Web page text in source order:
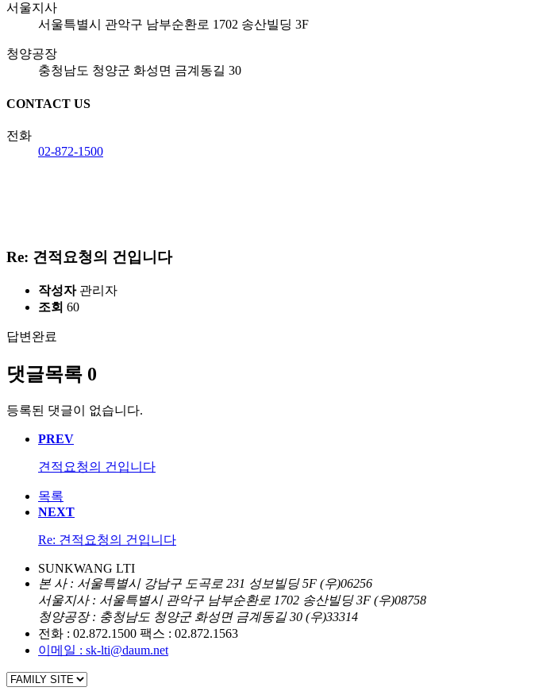
서울지사
서울특별시 관악구 남부순환로 1702 송산빌딩 3F
청양공장
충청남도 청양군 화성면 금계동길 30
CONTACT US
전화
02-872-1500
Re: 견적요청의 건입니다
작성자 관리자
조회 60
답변완료
댓글목록 0
등록된 댓글이 없습니다.
PREV
견적요청의 건입니다
목록
NEXT
Re: 견적요청의 건입니다
SUNKWANG LTI
본 사 : 서울특별시 강남구 도곡로 231 성보빌딩 5F (우)06256
서울지사 : 서울특별시 관악구 남부순환로 1702 송산빌딩 3F (우)08758
청양공장 : 충청남도 청양군 화성면 금계동길 30 (우)33314
전화 : 02.872.1500 팩스 : 02.872.1563
이메일 : sk-lti@daum.net